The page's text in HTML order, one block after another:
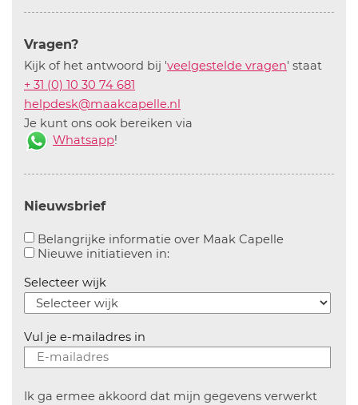
Vragen?
Kijk of het antwoord bij 'veelgestelde vragen' staat
+ 31 (0) 10 30 74 681
helpdesk@maakcapelle.nl
Je kunt ons ook bereiken via
Whatsapp!
Nieuwsbrief
Belangrijke informatie over Maak CapelleAanvinken
Nieuwe initiatieven in:Aanvinken om informatie over
Selecteer wijk
Vul je e-mailadres in
Ik ga ermee akkoord dat mijn gegevens verwerkt